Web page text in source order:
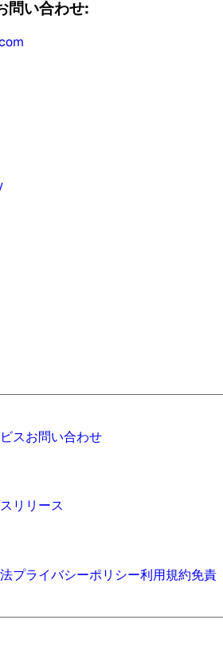
問い合わせ:
スお問い合わせ
リリース
プライバシーポリシー利用規約免責